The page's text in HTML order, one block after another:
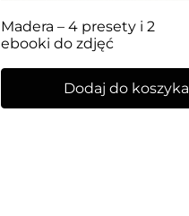
Madera – 4 presety i 2
ebooki do zdjęć
Dodaj do koszyka